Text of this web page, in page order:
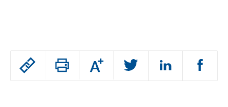
Passer
Augmenter
ou